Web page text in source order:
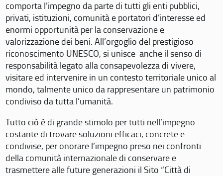
comporta l’impegno da parte di tutti gli enti pubblici,
privati, istituzioni, comunità e portatori d’interesse ed
enormi opportunità per la conservazione e
valorizzazione dei beni. All’orgoglio del prestigioso
riconoscimento UNESCO, si unisce anche il senso di
responsabilità legato alla consapevolezza di vivere,
visitare ed intervenire in un contesto territoriale unico al
mondo, talmente unico da rappresentare un patrimonio
condiviso da tutta l’umanità.
Tutto ciò è di grande stimolo per tutti nell’impegno
costante di trovare soluzioni efficaci, concrete e
condivise, per onorare l’impegno preso nei confronti
della comunità internazionale di conservare e
trasmettere alle future generazioni il Sito “Città di